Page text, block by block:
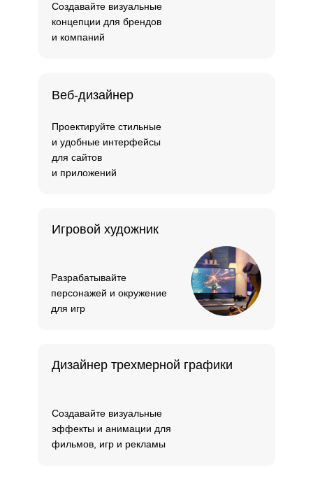
Создавайте визуальные
концепции для брендов
и компаний
Веб-дизайнер
Проектируйте стильные
и удобные интерфейсы
для сайтов
и приложений
Игровой художник
Разрабатывайте
персонажей и окружение
для игр
Дизайнер трехмерной графики
Создавайте визуальные
эффекты и анимации для
фильмов, игр и рекламы